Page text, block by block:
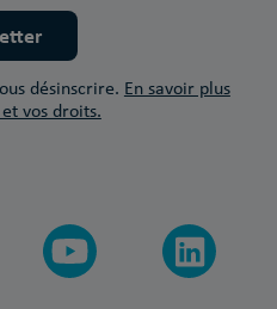
désinscrire. En savoir plus
vos droits.